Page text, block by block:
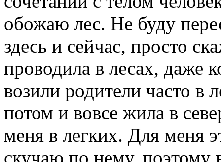
обожаю лес. Не буду
здесь и сейчас, просто
проводила в лесах, даже
возили родители часто в
потом и вовсе жила в
меня в легких. Для меня
скучаю по нему, поэтому